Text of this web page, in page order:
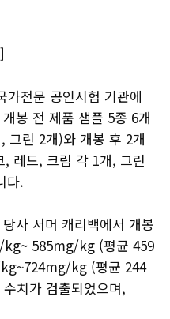
가전문 공인시험 기관에
봉 전 제품 샘플 5종 6개
그린 2개)와 개봉 후 2개
레드, 크림 각 1개, 그린
다.
사 서머 캐리백에서 개봉
kg~ 585mg/kg (평균 459
kg (평균 244
치가 검출되었으며,